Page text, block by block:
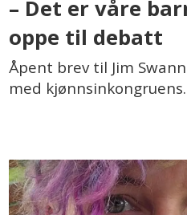
– Det er våre
oppe til debatt
Åpent brev til Jim
med kjønnsinkongruens.